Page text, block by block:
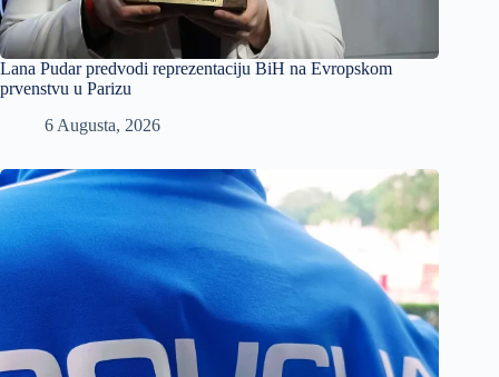
Lana Pudar predvodi reprezentaciju BiH na Evropskom
prvenstvu u Parizu
6 Augusta, 2026